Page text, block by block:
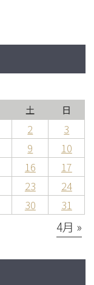
土 日
2
3
9
10
16
17
23
24
30 31
4月 »